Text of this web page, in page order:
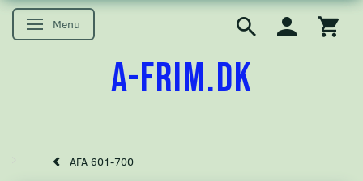
Skifte navigation
Menu
A-FRIM.DK
AFA 601-700